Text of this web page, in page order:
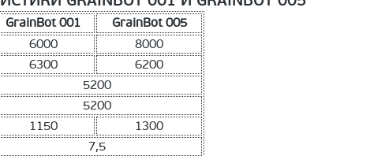
GrainBot 001
GrainBot 005
6000
8000
6300
6200
5200
5200
1150
1300
7,5